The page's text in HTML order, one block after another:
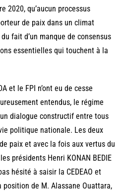
2020, qu’aucun processus
de paix dans un climat
fait d’un manque de consensus
essentielles qui touchent à la
et le FPI n’ont eu de cesse
entendus, le régime
dialogue constructif entre tous
politique nationale. Les deux
paix et avec la fois aux vertus du
présidents Henri KONAN BEDIE
hésité à saisir la CEDEAO et
position de M. Alassane Ouattara,